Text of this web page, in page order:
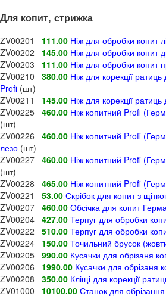
Для копит, стрижка
ZV00201 111.00 Ніж для обробки копит
ZV00202 145.00 Ніж для обробки копит
ZV00203 111.00 Ніж для обробки копит
ZV00210 380.00 Ніж для корекції
Profi (шт)
ZV00211 145.00 Ніж для корекції ратиць
ZV00225 460.00 Ніж копитний Profi
(шт)
ZV00226 460.00 Ніж копитний Profi
лезо (шт)
ZV00227 460.00 Ніж копитний Profi
(шт)
ZV00228 465.00 Ніж копитний Profi
ZV00221 53.00 Скрібок для копит з
ZV00207 460.00 Обсічка для копит
ZV00204 427.00 Терпуг для обробки
ZV00222 510.00 Терпуг для обробки
ZV00224 150.00 Точильний брусок
ZV00205 990.00 Кусачки для обрізаня
ZV00206 1990.00 Кусачки для обрізаня
ZV00208 350.00 Кліщі для корекції
ZV01000 10100.00 Станок для